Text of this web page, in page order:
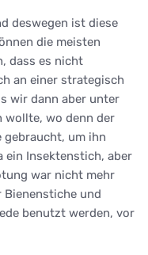
deswegen ist diese
die meisten
dass es nicht
an einer strategisch
wir dann aber unter
wollte, wo denn der
gebraucht, um ihn
ein Insektenstich, aber
war nicht mehr
Bienenstiche und
benutzt werden, vor